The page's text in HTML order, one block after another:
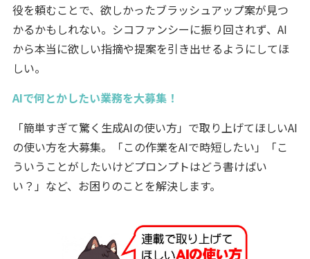
役を頼むことで、欲しかったブラッシュアップ案が見つ
かるかもしれない。シコファンシーに振り回されず、AI
から本当に欲しい指摘や提案を引き出せるようにしてほ
しい。
AIで何とかしたい業務を大募集！
「簡単すぎて驚く生成AIの使い方」で取り上げてほしいAI
の使い方を大募集。「この作業をAIで時短したい」「こ
ういうことがしたいけどプロンプトはどう書けばい
い？」など、お困りのことを解決します。